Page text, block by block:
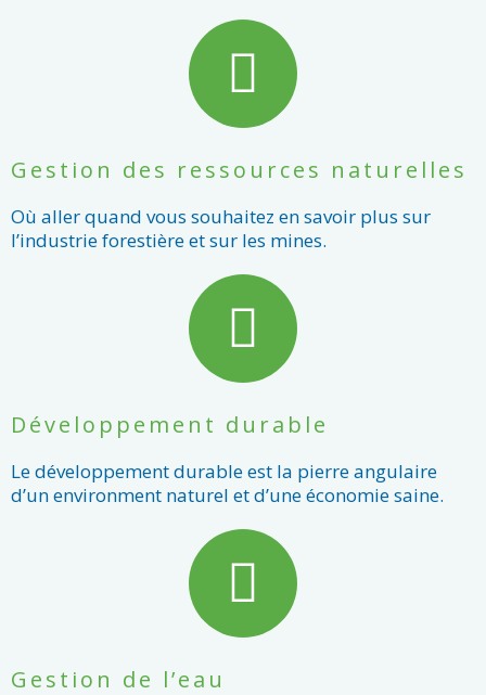
Gestion des ressources naturelles
Où aller quand vous souhaitez en savoir plus sur
l’industrie forestière et sur les mines.
Développement durable
Le développement durable est la pierre angulaire
d’un environment naturel et d’une économie saine.
Gestion de l’eau